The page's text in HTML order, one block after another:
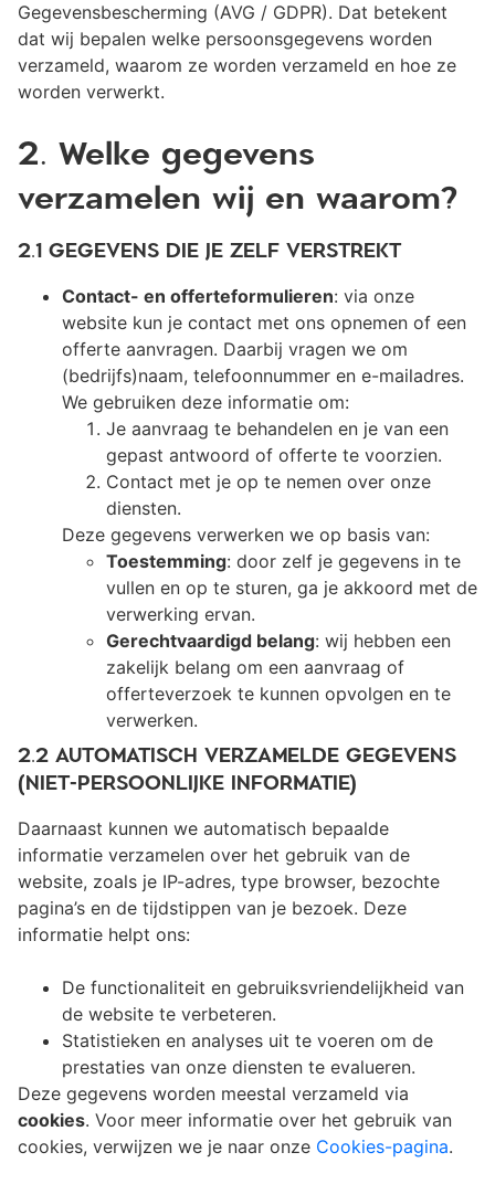
Gegevensbescherming (AVG / GDPR). Dat betekent
dat wij bepalen welke persoonsgegevens worden
verzameld, waarom ze worden verzameld en hoe ze
worden verwerkt.
2. Welke gegevens
verzamelen wij en waarom?
2.1 GEGEVENS DIE JE ZELF VERSTREKT
Contact- en offerteformulieren: via onze
website kun je contact met ons opnemen of een
offerte aanvragen. Daarbij vragen we om
(bedrijfs)naam, telefoonnummer en e-mailadres.
We gebruiken deze informatie om:
Je aanvraag te behandelen en je van een
gepast antwoord of offerte te voorzien.
Contact met je op te nemen over onze
diensten.
Deze gegevens verwerken we op basis van:
Toestemming: door zelf je gegevens in te
vullen en op te sturen, ga je akkoord met de
verwerking ervan.
Gerechtvaardigd belang: wij hebben een
zakelijk belang om een aanvraag of
offerteverzoek te kunnen opvolgen en te
verwerken.
2.2 AUTOMATISCH VERZAMELDE GEGEVENS
(NIET-PERSOONLIJKE INFORMATIE)
Daarnaast kunnen we automatisch bepaalde
informatie verzamelen over het gebruik van de
website, zoals je IP-adres, type browser, bezochte
pagina’s en de tijdstippen van je bezoek. Deze
informatie helpt ons:
De functionaliteit en gebruiksvriendelijkheid van
de website te verbeteren.
Statistieken en analyses uit te voeren om de
prestaties van onze diensten te evalueren.
Deze gegevens worden meestal verzameld via
cookies. Voor meer informatie over het gebruik van
cookies, verwijzen we je naar onze Cookies-pagina.